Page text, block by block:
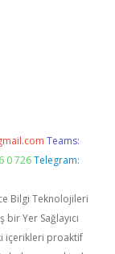
Teams:
0 726 Telegram:
Bilgi Teknolojileri
Yer Sağlayıcı
içerikleri proaktif